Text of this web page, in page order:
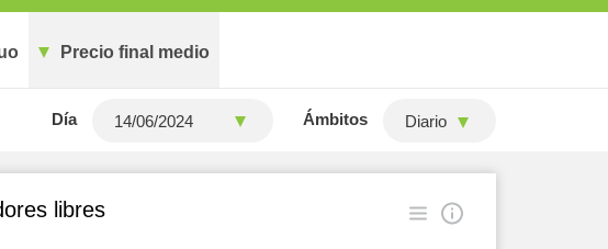
Precio final medio
Día Ámbitos Diario
libres